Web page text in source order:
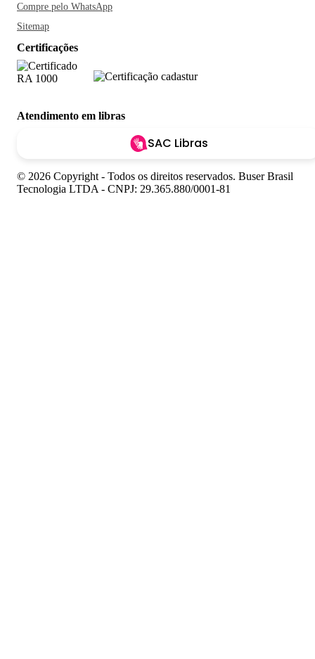
Compre pelo WhatsApp
Sitemap
Certificações
Atendimento em libras
SAC Libras
© 2026 Copyright - Todos os direitos reservados. Buser Brasil
Tecnologia LTDA - CNPJ: 29.365.880/0001-81